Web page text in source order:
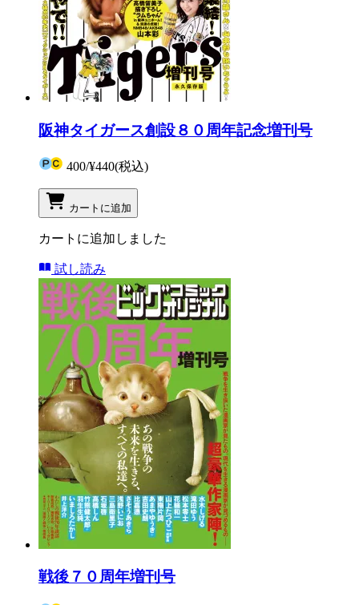
阪神タイガース創設８０周年記念増刊号
400/¥440(税込)
カートに追加
カートに追加しました
試し読み
戦後７０周年増刊号